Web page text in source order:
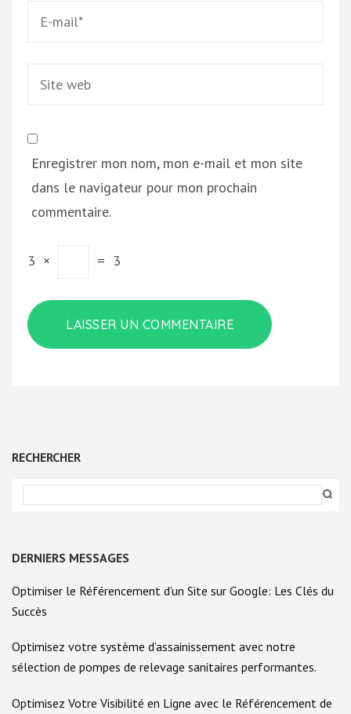
Enregistrer mon nom, mon e-mail et mon site
dans le navigateur pour mon prochain
commentaire.
3 × = 3
RECHERCHER
DERNIERS MESSAGES
Optimiser le Référencement d’un Site sur Google: Les Clés du
Succès
Optimisez votre système d’assainissement avec notre
sélection de pompes de relevage sanitaires performantes.
Optimisez Votre Visibilité en Ligne avec le Référencement de